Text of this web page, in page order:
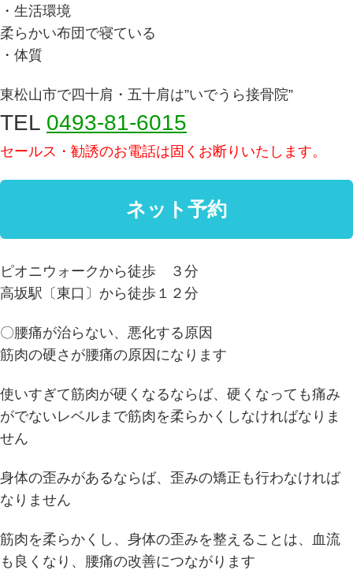
・生活環境
柔らかい布団で寝ている
・体質
東松山市で四十肩・五十肩は”いでうら接骨院”
TEL 0493-81-6015
セールス・勧誘のお電話は固くお断りいたします。
ピオニウォークから徒歩 ３分
高坂駅〔東口〕から徒歩１２分
〇腰痛が治らない、悪化する原因
筋肉の硬さが腰痛の原因になります
使いすぎて筋肉が硬くなるならば、硬くなっても痛み
がでないレベルまで筋肉を柔らかくしなければなりま
せん
身体の歪みがあるならば、歪みの矯正も行わなければ
なりません
筋肉を柔らかくし、身体の歪みを整えることは、血流
も良くなり、腰痛の改善につながります